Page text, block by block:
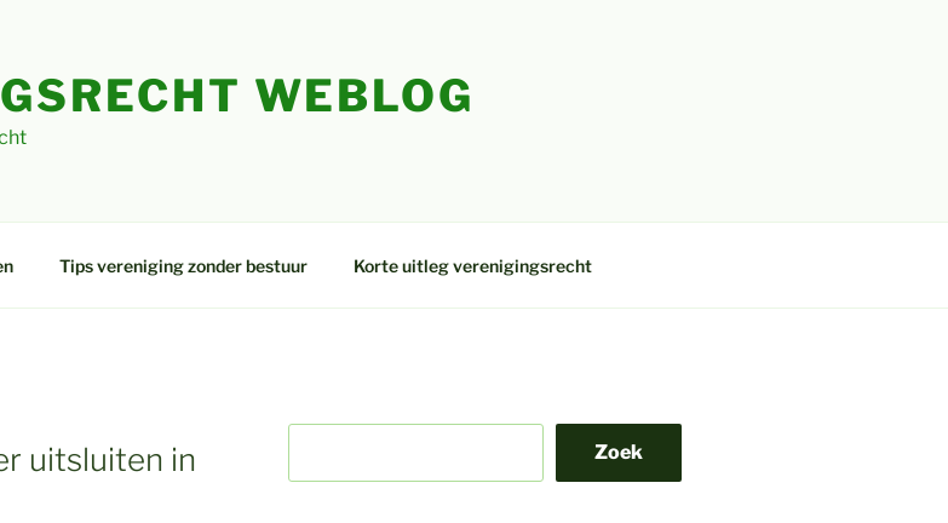
WEBLOG
Tips vereniging zonder bestuur Korte uitleg verenigingsrecht
uitsluiten in
Zoek